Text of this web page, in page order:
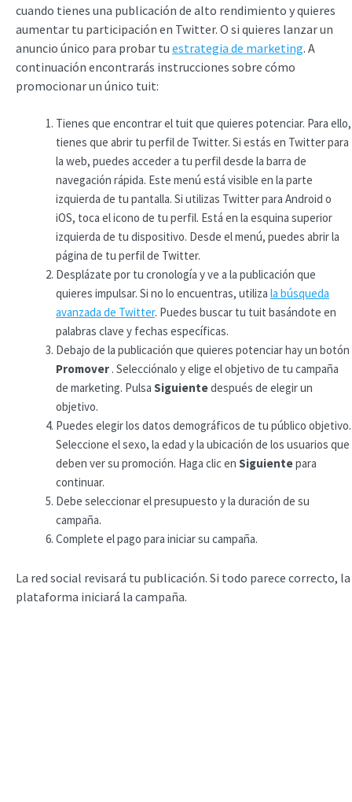
cuando tienes una publicación de alto rendimiento y quieres
aumentar tu participación en Twitter. O si quieres lanzar un
anuncio único para probar tu estrategia de marketing. A
continuación encontrarás instrucciones sobre cómo
promocionar un único tuit:
Tienes que encontrar el tuit que quieres potenciar. Para ello,
tienes que abrir tu perfil de Twitter. Si estás en Twitter para
la web, puedes acceder a tu perfil desde la barra de
navegación rápida. Este menú está visible en la parte
izquierda de tu pantalla. Si utilizas Twitter para Android o
iOS, toca el icono de tu perfil. Está en la esquina superior
izquierda de tu dispositivo. Desde el menú, puedes abrir la
página de tu perfil de Twitter.
Desplázate por tu cronología y ve a la publicación que
quieres impulsar. Si no lo encuentras, utiliza la búsqueda
avanzada de Twitter. Puedes buscar tu tuit basándote en
palabras clave y fechas específicas.
Debajo de la publicación que quieres potenciar hay un botón
Promover . Selecciónalo y elige el objetivo de tu campaña
de marketing. Pulsa Siguientedespués de elegir un
objetivo.
Puedes elegir los datos demográficos de tu público objetivo.
Seleccione el sexo, la edad y la ubicación de los usuarios que
deben ver su promoción. Haga clic en Siguientepara
continuar.
Debe seleccionar el presupuesto y la duración de su
campaña.
Complete el pago para iniciar su campaña.
La red social revisará tu publicación. Si todo parece correcto, la
plataforma iniciará la campaña.